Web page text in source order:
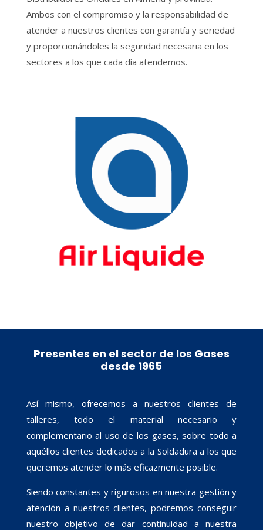
Ambos con el compromiso y la responsabilidad de
atender a nuestros clientes con garantía y seriedad
y proporcionándoles la seguridad necesaria en los
sectores a los que cada día atendemos.
Presentes en el sector de los Gases
desde 1965
Así mismo, ofrecemos a nuestros clientes de
talleres, todo el material necesario y
complementario al uso de los gases, sobre todo a
aquéllos clientes dedicados a la Soldadura a los que
queremos atender lo más eficazmente posible.
Siendo constantes y rigurosos en nuestra gestión y
atención a nuestros clientes, podremos conseguir
nuestro objetivo de dar continuidad a nuestra